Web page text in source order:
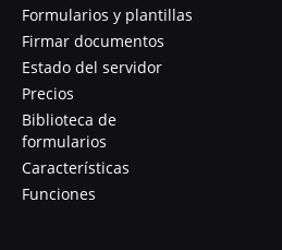
Formularios y plantillas
Firmar documentos
Estado del servidor
Precios
Biblioteca de
formularios
Características
Funciones